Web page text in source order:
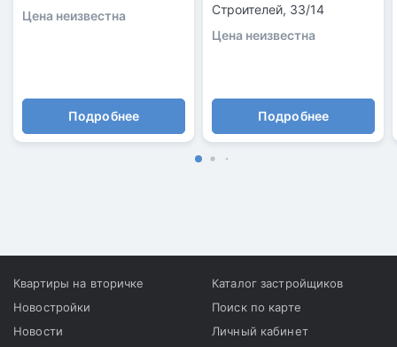
Цена неизвестна
Подробнее
Строителей, 33/14
Цена неизвестна
Подробнее
Квартиры на вторичке
Новостройки
Новости
Каталог застройщиков
Поиск по карте
Личный кабинет